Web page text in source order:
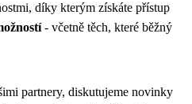
díky kterým získáte přístup
- včetně těch, které běžný
partnery, diskutujeme novinky